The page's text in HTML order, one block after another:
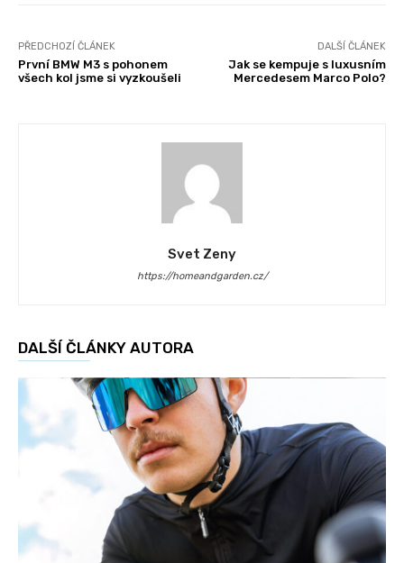
PŘEDCHOZÍ ČLÁNEK
První BMW M3 s pohonem
všech kol jsme si vyzkoušeli
DALŠÍ ČLÁNEK
Jak se kempuje s luxusním
Mercedesem Marco Polo?
Svet Zeny
https://homeandgarden.cz/
DALŠÍ ČLÁNKY AUTORA